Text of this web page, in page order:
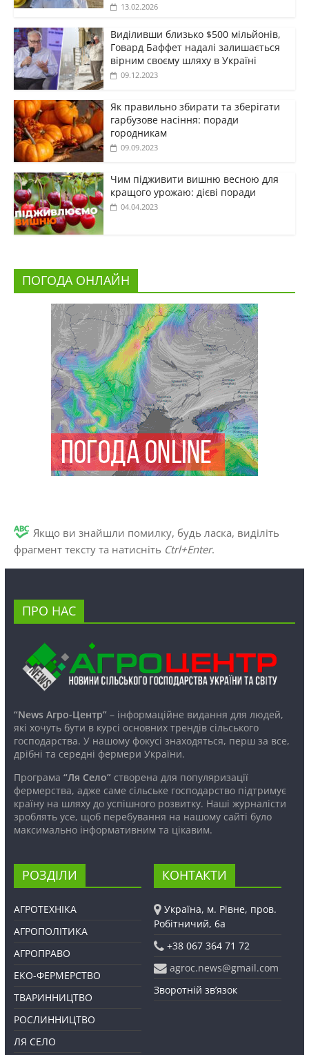
13.02.2026
Виділивши близько $500 мільйонів,
Говард Баффет надалі залишається
вірним своєму шляху в Україні
09.12.2023
Як правильно збирати та зберігати
гарбузове насіння: поради
городникам
09.09.2023
Чим підживити вишню весною для
кращого урожаю: дієві поради
04.04.2023
ПОГОДА ОНЛАЙН
Якщо ви знайшли помилку, будь ласка, виділіть
фрагмент тексту та натисніть Ctrl+Enter.
ПРО НАС
“News Агро-Центр”– інформаційне видання для людей,
які хочуть бути в курсі основних трендів сільського
господарства. У нашому фокусі знаходяться, перш за все,
дрібні та середні фермери України.
Програма “Ля Село”створена для популяризації
фермерства, адже саме сільське господарство підтримує
країну на шляху до успішного розвитку. Наші журналісти
зроблять усе, щоб перебування на нашому сайті було
максимально інформативним та цікавим.
РОЗДІЛИ
АГРОТЕХНІКА
АГРОПОЛІТИКА
АГРОПРАВО
ЕКО-ФЕРМЕРСТВО
ТВАРИННИЦТВО
РОСЛИННИЦТВО
ЛЯ СЕЛО
КОНТАКТИ
Україна, м. Рівне, пров.
Робітничий, 6а
+38 067 364 71 72
agroc.news@gmail.com
Зворотній зв’язок